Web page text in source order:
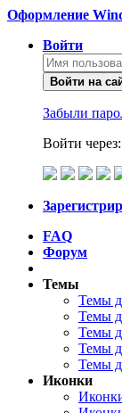
Оформление
Войти
Войти на
Забыли
Войти через:
FAQ
Форум
Темы
Темы
Темы
Темы
Темы
Темы
Иконки